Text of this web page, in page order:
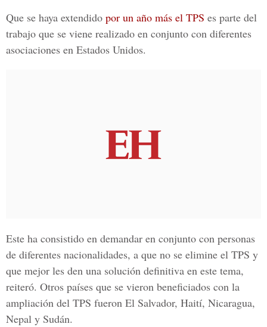
Que se haya extendido por un año más el TPS es parte del
trabajo que se viene realizado en conjunto con diferentes
asociaciones en Estados Unidos.
Este ha consistido en demandar en conjunto con personas
de diferentes nacionalidades, a que no se elimine el TPS y
que mejor les den una solución definitiva en este tema,
reiteró. Otros países que se vieron beneficiados con la
ampliación del TPS fueron El Salvador, Haití, Nicaragua,
Nepal y Sudán.